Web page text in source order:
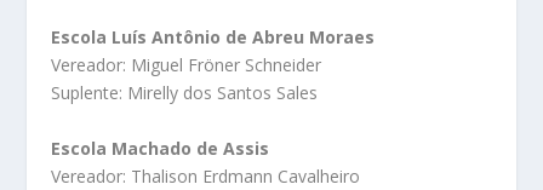
Escola Luís Antônio de Abreu Moraes
Vereador: Miguel Fröner Schneider
Suplente: Mirelly dos Santos Sales
Escola Machado de Assis
Vereador: Thalison Erdmann Cavalheiro